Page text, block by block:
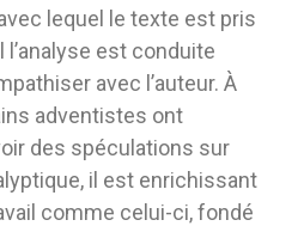
lequel le texte est pris
est conduite
avec l’auteur. À
adventistes ont
des spéculations sur
il est enrichissant
comme celui-ci, fondé